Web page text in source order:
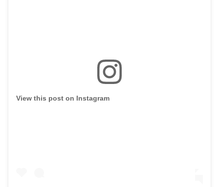
View this post on Instagram